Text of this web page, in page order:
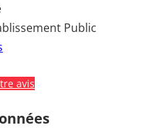
Public
avis